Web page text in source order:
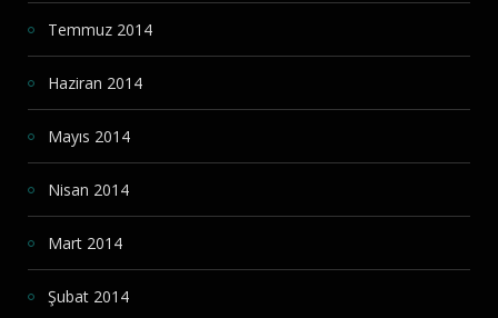
Temmuz 2014
Haziran 2014
Mayıs 2014
Nisan 2014
Mart 2014
Şubat 2014